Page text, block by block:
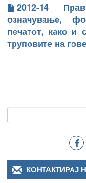
2012-14
означување,
печатот, како и
труповите на
Search
Пребарување
КОНТАКТИРАЈ